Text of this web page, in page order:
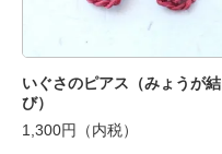
いぐさのピアス（みょうが結
び）
1,300円（内税）